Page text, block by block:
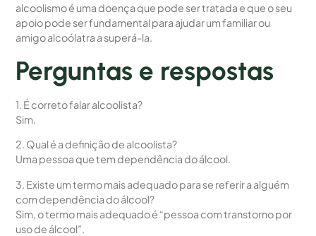
alcoolismo é uma doença que pode ser tratada e que o seu
apoio pode ser fundamental para ajudar um familiar ou
amigo alcoólatra a superá-la.
Perguntas e respostas
1. É correto falar alcoolista?
Sim.
2. Qual é a definição de alcoolista?
Uma pessoa que tem dependência do álcool.
3. Existe um termo mais adequado para se referir a alguém
com dependência do álcool?
Sim, o termo mais adequado é “pessoa com transtorno por
uso de álcool”.